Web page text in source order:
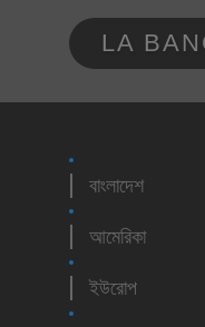
LA
বাংলাদেশ
আমেরিকা
ইউরোপ